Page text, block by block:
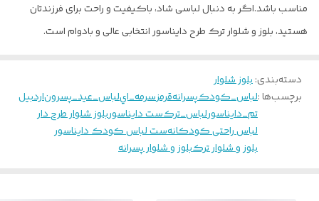
مناسب باشد.اگر به دنبال لباسی شاد، باکیفیت و راحت برای فرزندتان
هستید، بلوز و شلوار ترک طرح دایناسور انتخابی عالی و بادوام است.
دسته‌بندی:بلوز شلوار
برچسب‌ها :لباس_كودكپسرانهقرمزسرمه_ايلباس_عيد_پسروناردبيل
تم_دايناسورلباس_تركست دایناسوربلوز شلوار طرح دار
لباس راحتی کودکانهست لباس کودک دایناسور
بلوز و شلوار ترکبلوز و شلوار پسرانه